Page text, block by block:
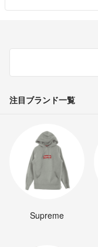
注目ブランド一覧
Supreme